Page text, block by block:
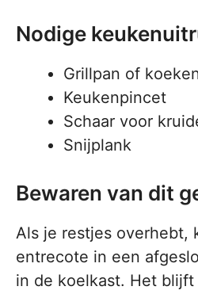
Nodige
Grillpan of
Keukenpincet
Schaar voor
Snijplank
Bewaren van dit
Als je restjes overhebt,
entrecote in een
in de koelkast. Het